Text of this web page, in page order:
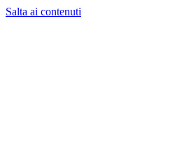
Salta ai contenuti